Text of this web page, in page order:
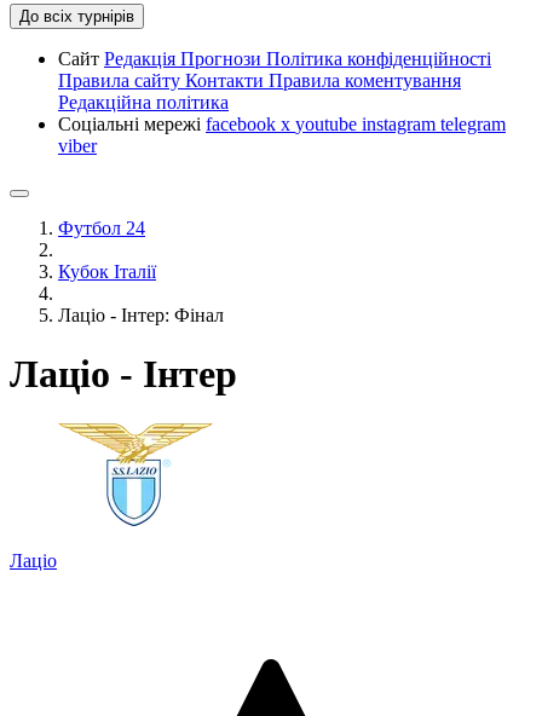
До всіх турнірів
Сайт Редакція Прогнози Політика конфіденційності
Правила сайту Контакти Правила коментування
Редакційна політика
Соціальні мережі facebook x youtube instagram telegram
viber
Футбол 24
Кубок Італії
Лаціо - Інтер: Фінал
Лаціо - Інтер
Лаціо